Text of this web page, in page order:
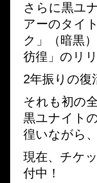
さらに黒ユ
アーのタイ
ク」（暗黒
彷徨」のリ
2年振りの復
それも初の
黒ユナイト
徨いながら
現在、チケ
付中！